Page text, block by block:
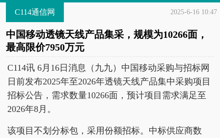
C114通信网 2025-6-16 10:47
中国移动透镜天线产品集采，规模为10266面，
最高限价7950万元
C114讯 6月16日消息（九九）中国移动采购与招标网
日前发布2025年至2026年透镜天线产品集中采购项目
招标公告，需求数量10266面，预计项目需求满足至
2026年8月。
该项目不划分标包，采用份额招标。中标供应商数